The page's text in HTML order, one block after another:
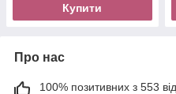
Купити
Про нас
100% позитивних з 553